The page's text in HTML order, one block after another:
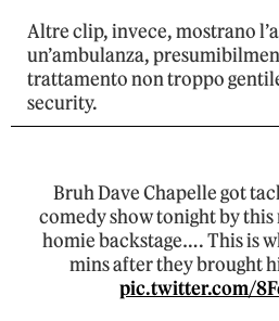
Altre clip, invece, mostrano
un’ambulanza,
trattamento non troppo
security.
Bruh Dave Chapelle got
comedy show tonight by
homie backstage…. This is
mins after they brought
pic.twitter.com/